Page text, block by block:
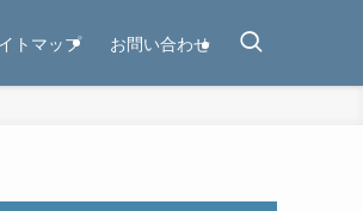
トマップ お問い合わせ